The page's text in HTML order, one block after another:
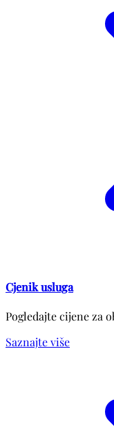
Cjenik usluga
Pogledajte cijene za
Saznajte više